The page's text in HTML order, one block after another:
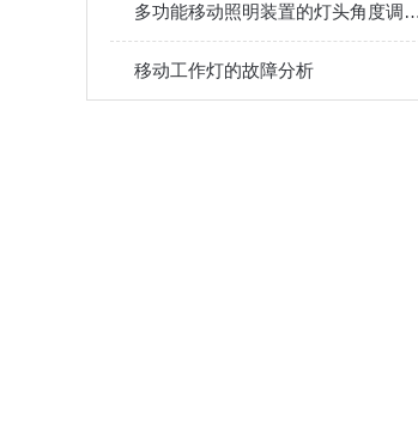
多功能移动照明装置的灯头角度调节与聚泛光切换技巧
移动工作灯的故障分析